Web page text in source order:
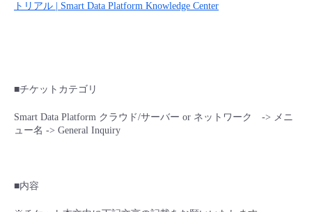
トリアル
| Smart Data Platform Knowledge Center
■チケットカテゴリ
Smart Data Platform クラウド/サーバー or ネットワーク -> メニ
ュー名 -> General Inquiry
■内容